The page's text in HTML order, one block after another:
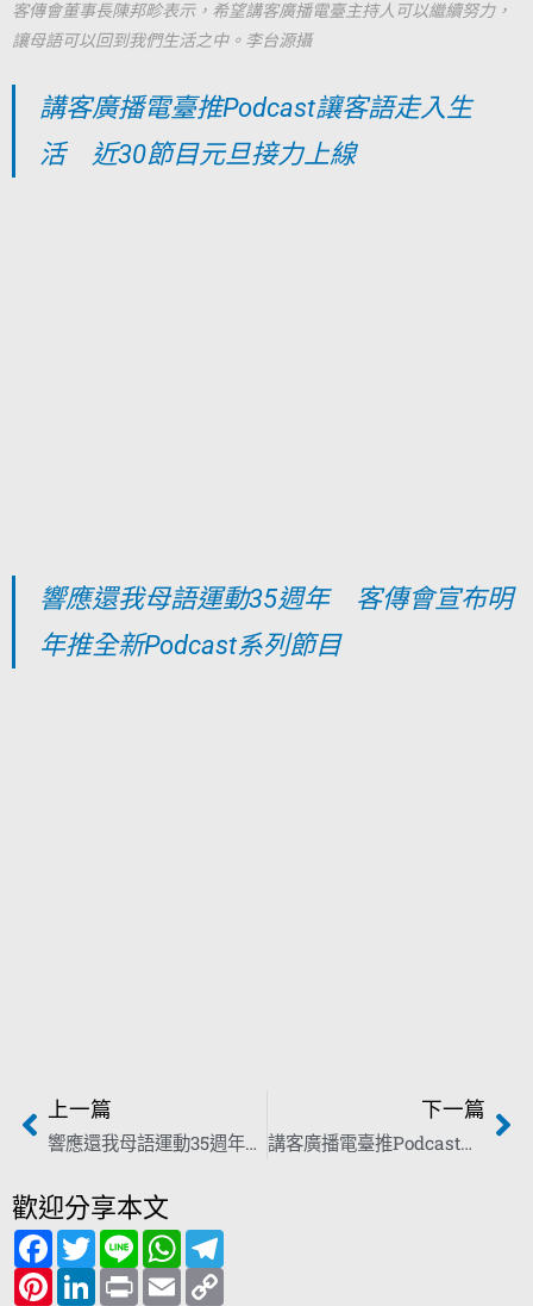
客傳會董事長陳邦畛表示，希望講客廣播電臺主持人可以繼續努力，
讓母語可以回到我們生活之中。李台源攝
講客廣播電臺推Podcast讓客語走入生
活 近30節目元旦接力上線
響應還我母語運動35週年 客傳會宣布明
年推全新Podcast系列節目
上一篇
響應還我母語運動35週年 客傳會宣布明年推全新Podcast系列節目
下一篇
講客廣播電臺推Podcast讓客語走入生活 近30節目元旦接力上線
歡迎分享本文
F
a
c
e
T
w
i
t
L
i
n
e
W
h
a
t
P
i
L
i
P
r
E
m